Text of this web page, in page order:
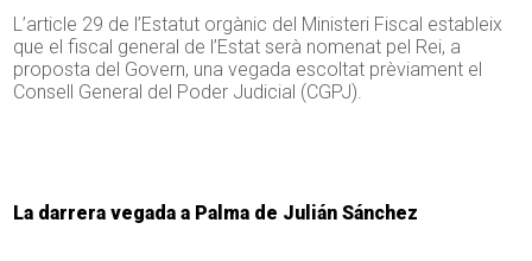
L’article 29 de l’Estatut orgànic del Ministeri Fiscal estableix
que el fiscal general de l’Estat serà nomenat pel Rei, a
proposta del Govern, una vegada escoltat prèviament el
Consell General del Poder Judicial (CGPJ).
La darrera vegada a Palma de Julián Sánchez